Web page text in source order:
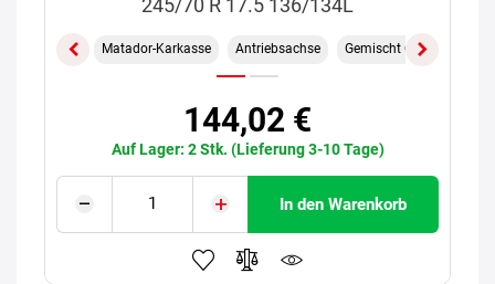
245/70 R 17.5 136/134L
Matador-Karkasse Antriebsachse Gemischt On/Off
144,02 €
Auf Lager: 2 Stk. (Lieferung 3-10 Tage)
In den Warenkorb